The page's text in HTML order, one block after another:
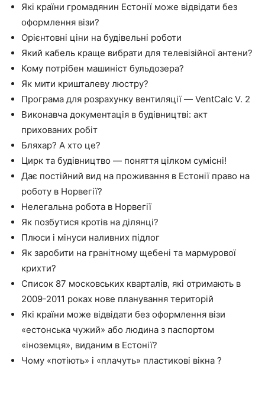
Які країни громадянин Естонії може відвідати без
оформлення візи?
Орієнтовні ціни на будівельні роботи
Який кабель краще вибрати для телевізійної антени?
Кому потрібен машиніст бульдозера?
Як мити кришталеву люстру?
Програма для розрахунку вентиляції — VentCalc V. 2
Виконавча документація в будівництві: акт
прихованих робіт
Бляхар? А хто це?
Цирк та будівництво — поняття цілком сумісні!
Дає постійний вид на проживання в Естонії право на
роботу в Норвегії?
Нелегальна робота в Норвегії
Як позбутися кротів на ділянці?
Плюси і мінуси наливних підлог
Як заробити на гранітному щебені та мармурової
крихти?
Список 87 московських кварталів, які отримають в
2009-2011 роках нове планування територій
Які країни може відвідати без оформлення візи
«естонська чужий» або людина з паспортом
«іноземця», виданим в Естонії?
Чому «потіють» і «плачуть» пластикові вікна ?